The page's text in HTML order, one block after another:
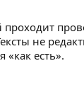
не
есть».